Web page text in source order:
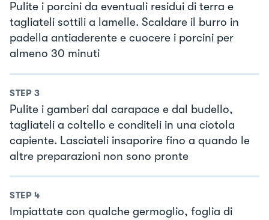
Pulite i porcini da eventuali residui di terra e
tagliateli sottili a lamelle. Scaldare il burro in
padella antiaderente e cuocere i porcini per
almeno 30 minuti
STEP 3
Pulite i gamberi dal carapace e dal budello,
tagliateli a coltello e conditeli in una ciotola
capiente. Lasciateli insaporire fino a quando le
altre preparazioni non sono pronte
STEP 4
Impiattate con qualche germoglio, foglia di